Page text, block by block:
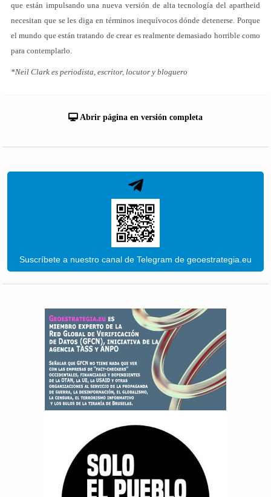
que están impulsando una nueva versión de alta tecnología del apartheid
necesitan que se les diga en términos inequívocos dónde detenerse. Porque
el mundo que están tratando de crear es realmente demasiado horrible como
para contemplarlo.
*Neil Clark es periodista, escritor, locutor y bloguero
Abrir página en versión completa
Suscríbete a nuestro canal de Telegram de geoestrategia.eu